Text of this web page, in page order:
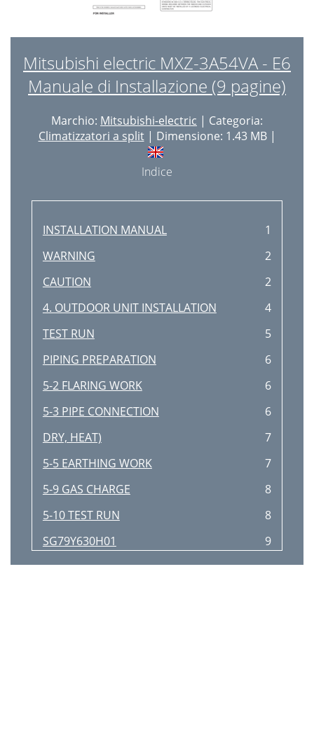
Mitsubishi electric MXZ-3A54VA - E6
Manuale di Installazione (9 pagine)
Marchio: Mitsubishi-electric | Categoria:
Climatizzatori a split| Dimensione: 1.43 MB |
Indice
INSTALLATION MANUAL
1
WARNING
2
CAUTION
2
4. OUTDOOR UNIT INSTALLATION
4
TEST RUN
5
PIPING PREPARATION
6
5-2 FLARING WORK
6
5-3 PIPE CONNECTION
6
DRY, HEAT)
7
5-5 EARTHING WORK
7
5-9 GAS CHARGE
8
5-10 TEST RUN
8
SG79Y630H01
9